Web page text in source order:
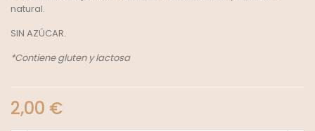
natural.
SIN AZÚCAR.
*Contiene gluten y lactosa
2,00 €